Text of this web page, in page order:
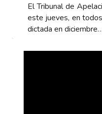
El Tribunal de
este jueves, en
dictada en diciembre…